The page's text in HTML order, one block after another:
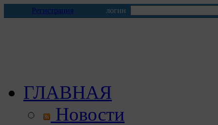
Регистрация логин
ГЛАВНАЯ
Новости